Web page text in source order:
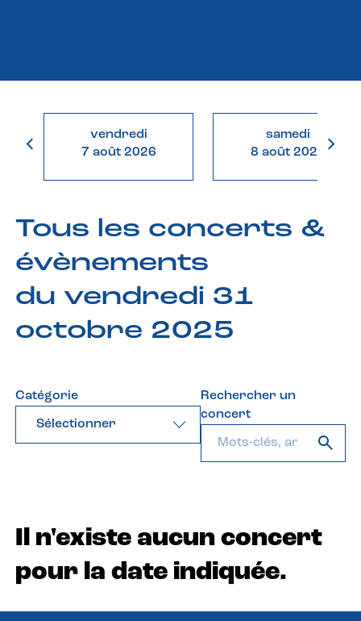
vendredi
7 août 2026
samedi
8 août 2026
Tous les concerts &
évènements
du vendredi 31
octobre 2025
Catégorie
Sélectionner
Rechercher un
concert
Il n'existe aucun concert
pour la date indiquée.